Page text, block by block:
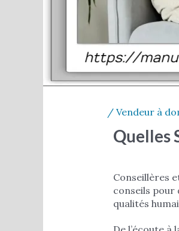
/ Vendeur à
Quelles
Conseillères
conseils pour
qualités